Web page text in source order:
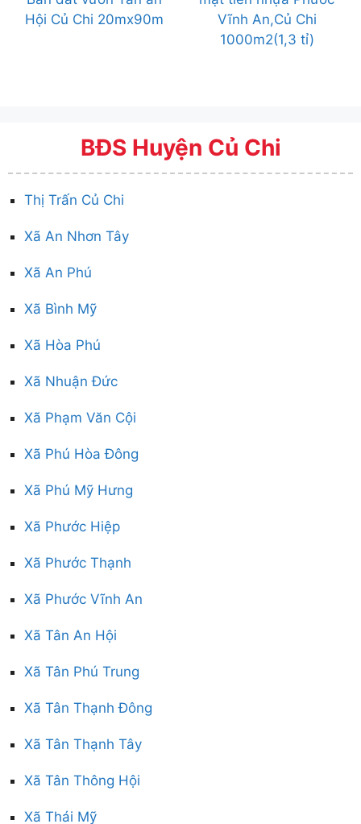
Hội Củ Chi 20mx90m
Vĩnh An,Củ Chi
1000m2(1,3 tỉ)
BĐS Huyện Củ Chi
Thị Trấn Củ Chi
Xã An Nhơn Tây
Xã An Phú
Xã Bình Mỹ
Xã Hòa Phú
Xã Nhuận Đức
Xã Phạm Văn Cội
Xã Phú Hòa Đông
Xã Phú Mỹ Hưng
Xã Phước Hiệp
Xã Phước Thạnh
Xã Phước Vĩnh An
Xã Tân An Hội
Xã Tân Phú Trung
Xã Tân Thạnh Đông
Xã Tân Thạnh Tây
Xã Tân Thông Hội
Xã Thái Mỹ